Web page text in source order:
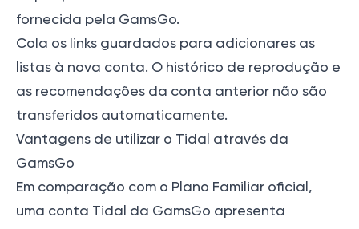
fornecida pela GamsGo.
Cola os links guardados para adicionares as
listas à nova conta. O histórico de reprodução e
as recomendações da conta anterior não são
transferidos automaticamente.
Vantagens de utilizar o Tidal através da
GamsGo
Em comparação com o Plano Familiar oficial,
uma conta Tidal da GamsGo apresenta